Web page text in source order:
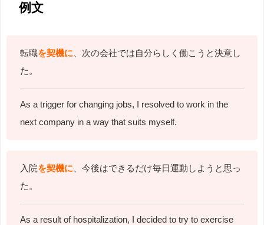
例文
転職を契機に 、次の会社では自分らしく働こうと決意し
た。
As a trigger for changing jobs, I resolved to work in the
next company in a way that suits myself.
入院を契機に 、今後はできるだけ毎日運動しようと思っ
た。
As a result of hospitalization, I decided to try to exercise